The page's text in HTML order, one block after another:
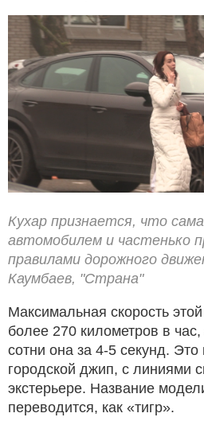
Кухар признается, что
автомобилем и частенько
правилами дорожного
Каумбаев, "Страна"
Максимальная скорость
более 270 километров в
сотни она за 4-5 секунд. Это
городской джип, с линиями
экстерьере. Название
переводится, как «тигр».